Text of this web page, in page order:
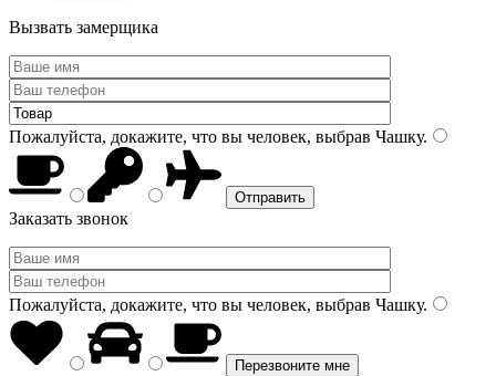
Вызвать замерщика
Пожалуйста, докажите, что вы человек, выбрав Чашку.
Заказать звонок
Пожалуйста, докажите, что вы человек, выбрав Чашку.